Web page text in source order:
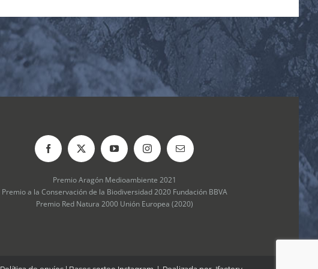
Premio Aragón Medioambiente 2021
Premio a la Conservación de la Biodiversidad 2020 Fundación BBVA
Premio Red Natura 2000 Unión Europea (2020)